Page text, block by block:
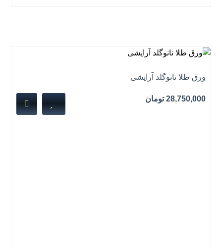
ورق طلا نانوگلد آرایشی
28,750,000 تومان